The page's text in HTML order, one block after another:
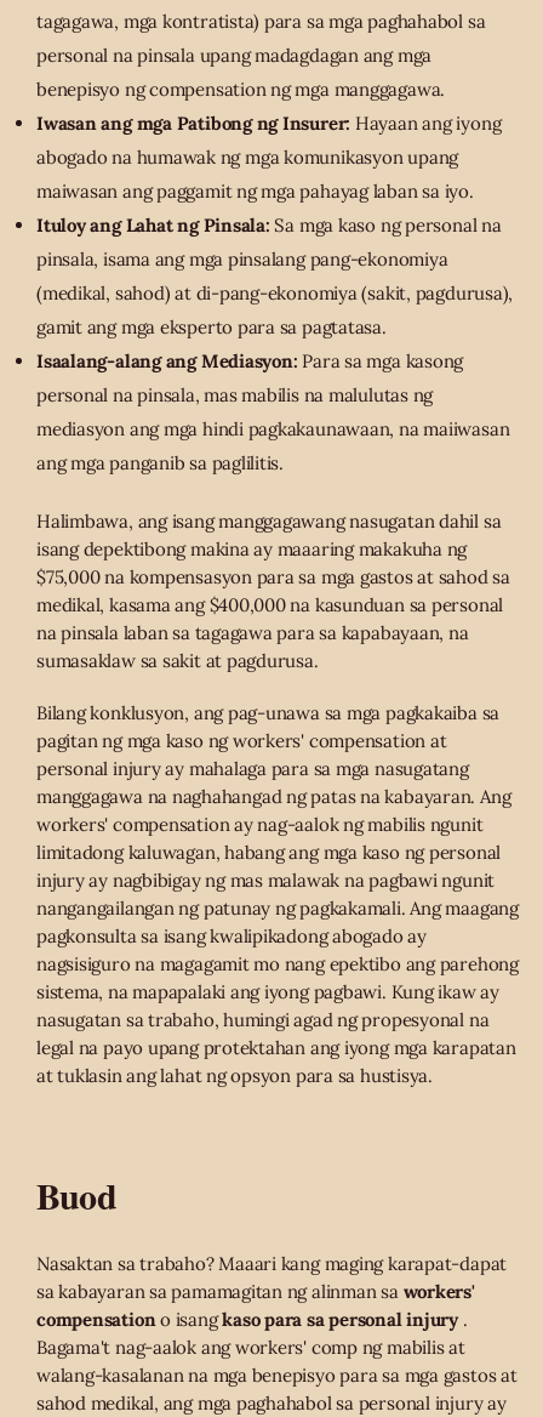
tagagawa, mga kontratista) para sa mga paghahabol sa
personal na pinsala upang madagdagan ang mga
benepisyo ng compensation ng mga manggagawa.
Iwasan ang mga Patibong ng Insurer: Hayaan ang iyong
abogado na humawak ng mga komunikasyon upang
maiwasan ang paggamit ng mga pahayag laban sa iyo.
Ituloy ang Lahat ng Pinsala: Sa mga kaso ng personal na
pinsala, isama ang mga pinsalang pang-ekonomiya
(medikal, sahod) at di-pang-ekonomiya (sakit, pagdurusa),
gamit ang mga eksperto para sa pagtatasa.
Isaalang-alang ang Mediasyon: Para sa mga kasong
personal na pinsala, mas mabilis na malulutas ng
mediasyon ang mga hindi pagkakaunawaan, na maiiwasan
ang mga panganib sa paglilitis.
Halimbawa, ang isang manggagawang nasugatan dahil sa
isang depektibong makina ay maaaring makakuha ng
$75,000 na kompensasyon para sa mga gastos at sahod sa
medikal, kasama ang $400,000 na kasunduan sa personal
na pinsala laban sa tagagawa para sa kapabayaan, na
sumasaklaw sa sakit at pagdurusa.
Bilang konklusyon, ang pag-unawa sa mga pagkakaiba sa
pagitan ng mga kaso ng workers' compensation at
personal injury ay mahalaga para sa mga nasugatang
manggagawa na naghahangad ng patas na kabayaran. Ang
workers' compensation ay nag-aalok ng mabilis ngunit
limitadong kaluwagan, habang ang mga kaso ng personal
injury ay nagbibigay ng mas malawak na pagbawi ngunit
nangangailangan ng patunay ng pagkakamali. Ang maagang
pagkonsulta sa isang kwalipikadong abogado ay
nagsisiguro na magagamit mo nang epektibo ang parehong
sistema, na mapapalaki ang iyong pagbawi. Kung ikaw ay
nasugatan sa trabaho, humingi agad ng propesyonal na
legal na payo upang protektahan ang iyong mga karapatan
at tuklasin ang lahat ng opsyon para sa hustisya.
Buod
Nasaktan sa trabaho? Maaari kang maging karapat-dapat
sa kabayaran sa pamamagitan ng alinman sa workers'
compensationo isangkaso para sa personal injury .
Bagama't nag-aalok ang workers' comp ng mabilis at
walang-kasalanan na mga benepisyo para sa mga gastos at
sahod medikal, ang mga paghahabol sa personal injury ay